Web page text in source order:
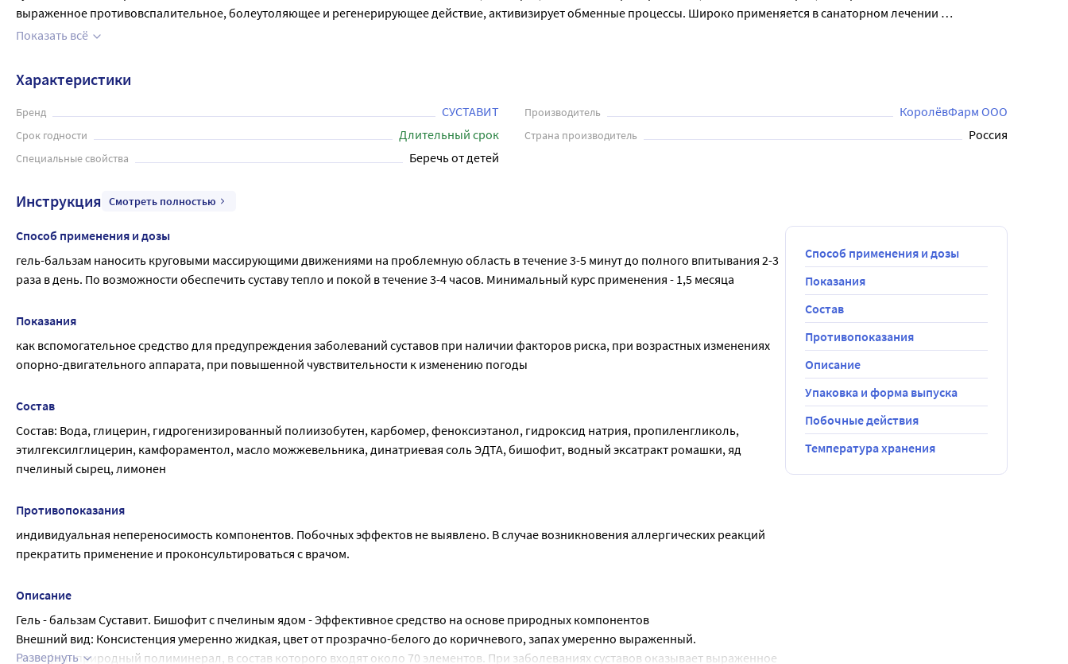
выраженное противовспалительное, болеутоляющее и регенерирующее действие, активизирует обменные процессы. Широко применяется в санаторном лечении
заболеваний опорно-двигательного и нервно-мышечного аппарата. Бальзам применяется как вспомогательное средство для предупреждения заболеваний суставов при
Показать всё
Характеристики
Бренд СУСТАВИТ Производитель КоролёвФарм ООО
Срок годности Длительный срок Страна производитель Россия
Специальные свойства Беречь от детей
Инструкция Смотреть полностью
Способ применения и дозы
гель-бальзам наносить круговыми массирующими движениями на проблемную область в течение 3-5 минут до полного впитывания 2-3
раза в день. По возможности обеспечить суставу тепло и покой в течение 3-4 часов. Минимальный курс применения - 1,5 месяца
Показания
как вспомогательное средство для предупреждения заболеваний суставов при наличии факторов риска, при возрастных изменениях
опорно-двигательного аппарата, при повышенной чувствительности к изменению погоды
Состав
Состав: Вода, глицерин, гидрогенизированный полиизобутен, карбомер, феноксиэтанол, гидроксид натрия, пропиленгликоль,
этилгексилглицерин, камфораментол, масло можжевельника, динатриевая соль ЭДТА, бишофит, водный эксатракт ромашки, яд
пчелиный сырец, лимонен
Противопоказания
индивидуальная непереносимость компонентов. Побочных эффектов не выявлено. В случае возникновения аллергических реакций
прекратить применение и проконсультироваться с врачом.
Описание
Гель - бальзам Суставит. Бишофит с пчелиным ядом - Эффективное средство на основе природных компонентов
Внешний вид: Консистенция умеренно жидкая, цвет от прозрачно-белого до коричневого, запах умеренно выраженный.
Бишофит- природный полиминерал, в состав которого входят около 70 элементов. При заболеваниях суставов оказывает выраженное
Развернуть
Способ применения и дозы
Показания
Состав
Противопоказания
Описание
Упаковка и форма выпуска
Побочные действия
Температура хранения